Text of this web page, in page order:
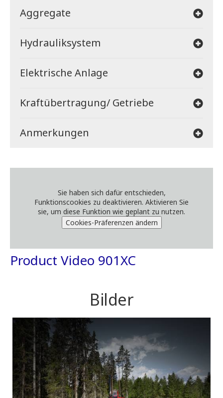
Aggregate
Hydrauliksystem
Elektrische Anlage
Kraftübertragung/ Getriebe
Anmerkungen
Sie haben sich dafür entschieden,
Funktionscookies zu deaktivieren. Aktivieren Sie
sie, um diese Funktion wie geplant zu nutzen.
Cookies-Präferenzen ändern
Product Video 901XC
Bilder